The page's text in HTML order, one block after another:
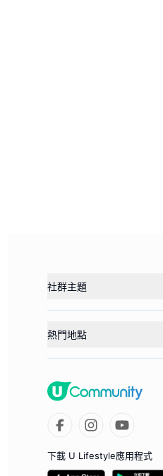
社群主題
熱門地點
下載 U Lifestyle應用程式